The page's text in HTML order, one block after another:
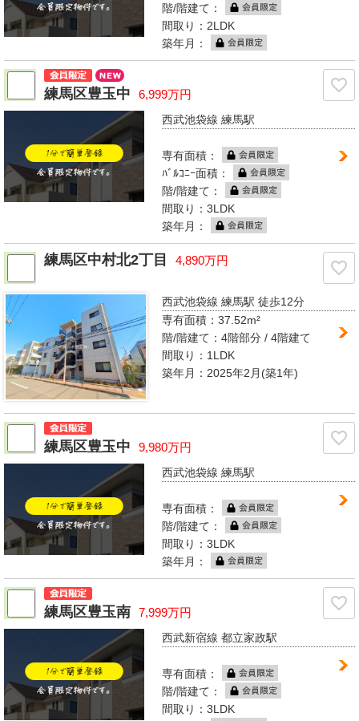
階/階建て：
間取り：2LDK
築年月：
練馬区豊玉中 6,999万円
西武池袋線 練馬駅
専有面積：
ﾊﾞﾙｺﾆｰ面積：
階/階建て：
間取り：3LDK
築年月：
練馬区中村北2丁目 4,890万円
西武池袋線 練馬駅徒歩12分
専有面積：37.52m²
階/階建て：4階部分 / 4階建て
間取り： 1LDK
築年月：2025年2月(築1年)
練馬区豊玉中 9,980万円
西武池袋線 練馬駅
専有面積：
階/階建て：
間取り：3LDK
築年月：
練馬区豊玉南 7,999万円
西武新宿線 都立家政駅
専有面積：
階/階建て：
間取り：3LDK